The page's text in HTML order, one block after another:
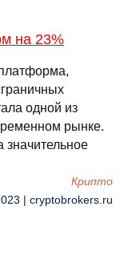
на 23%
одной из
рынке.
значительное
Крипто
| cryptobrokers.ru